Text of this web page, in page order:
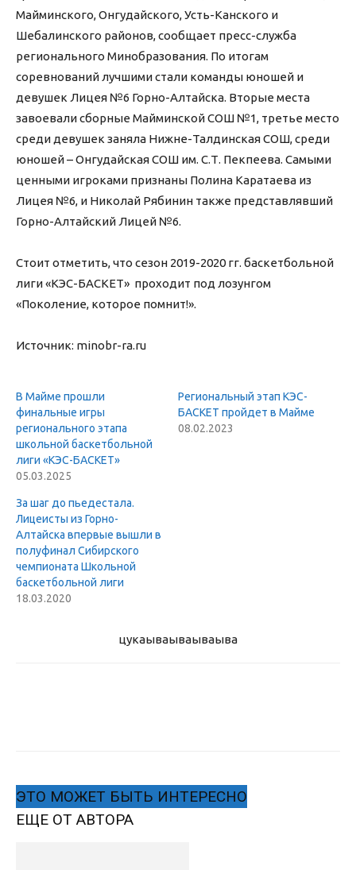
Майминского, Онгудайского, Усть-Канского и
Шебалинского районов, сообщает пресс-служба
регионального Минобразования. По итогам
соревнований лучшими стали команды юношей и
девушек Лицея №6 Горно-Алтайска. Вторые места
завоевали сборные Майминской СОШ №1, третье место
среди девушек заняла Нижне-Талдинская СОШ, среди
юношей – Онгудайская СОШ им. С.Т. Пекпеева. Самыми
ценными игроками признаны Полина Каратаева из
Лицея №6, и Николай Рябинин также представлявший
Горно-Алтайский Лицей №6.
Стоит отметить, что сезон 2019-2020 гг. баскетбольной
лиги «КЭС-БАСКЕТ» проходит под лозунгом
«Поколение, которое помнит!».
Источник: minobr-ra.ru
В Майме прошли
финальные игры
регионального этапа
школьной баскетбольной
лиги «КЭС-БАСКЕТ»
05.03.2025
Региональный этап КЭС-
БАСКЕТ пройдет в Майме
08.02.2023
За шаг до пьедестала.
Лицеисты из Горно-
Алтайска впервые вышли в
полуфинал Сибирского
чемпионата Школьной
баскетбольной лиги
18.03.2020
цукаываываываыва
ЭТО МОЖЕТ БЫТЬ ИНТЕРЕСНО
ЕЩЕ ОТ АВТОРА